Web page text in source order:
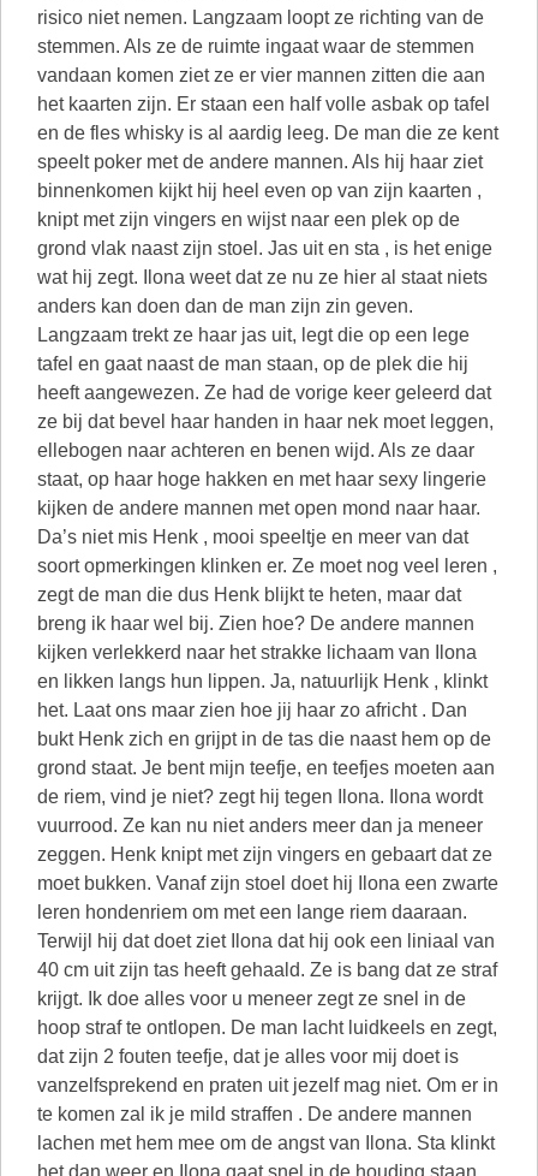
risico niet nemen. Langzaam loopt ze richting van de
stemmen. Als ze de ruimte ingaat waar de stemmen
vandaan komen ziet ze er vier mannen zitten die aan
het kaarten zijn. Er staan een half volle asbak op tafel
en de fles whisky is al aardig leeg. De man die ze kent
speelt poker met de andere mannen. Als hij haar ziet
binnenkomen kijkt hij heel even op van zijn kaarten ,
knipt met zijn vingers en wijst naar een plek op de
grond vlak naast zijn stoel. Jas uit en sta , is het enige
wat hij zegt. Ilona weet dat ze nu ze hier al staat niets
anders kan doen dan de man zijn zin geven.
Langzaam trekt ze haar jas uit, legt die op een lege
tafel en gaat naast de man staan, op de plek die hij
heeft aangewezen. Ze had de vorige keer geleerd dat
ze bij dat bevel haar handen in haar nek moet leggen,
ellebogen naar achteren en benen wijd. Als ze daar
staat, op haar hoge hakken en met haar sexy lingerie
kijken de andere mannen met open mond naar haar.
Da’s niet mis Henk , mooi speeltje en meer van dat
soort opmerkingen klinken er. Ze moet nog veel leren ,
zegt de man die dus Henk blijkt te heten, maar dat
breng ik haar wel bij. Zien hoe? De andere mannen
kijken verlekkerd naar het strakke lichaam van Ilona
en likken langs hun lippen. Ja, natuurlijk Henk , klinkt
het. Laat ons maar zien hoe jij haar zo africht . Dan
bukt Henk zich en grijpt in de tas die naast hem op de
grond staat. Je bent mijn teefje, en teefjes moeten aan
de riem, vind je niet? zegt hij tegen Ilona. Ilona wordt
vuurrood. Ze kan nu niet anders meer dan ja meneer
zeggen. Henk knipt met zijn vingers en gebaart dat ze
moet bukken. Vanaf zijn stoel doet hij Ilona een zwarte
leren hondenriem om met een lange riem daaraan.
Terwijl hij dat doet ziet Ilona dat hij ook een liniaal van
40 cm uit zijn tas heeft gehaald. Ze is bang dat ze straf
krijgt. Ik doe alles voor u meneer zegt ze snel in de
hoop straf te ontlopen. De man lacht luidkeels en zegt,
dat zijn 2 fouten teefje, dat je alles voor mij doet is
vanzelfsprekend en praten uit jezelf mag niet. Om er in
te komen zal ik je mild straffen . De andere mannen
lachen met hem mee om de angst van Ilona. Sta klinkt
het dan weer en Ilona gaat snel in de houding staan.